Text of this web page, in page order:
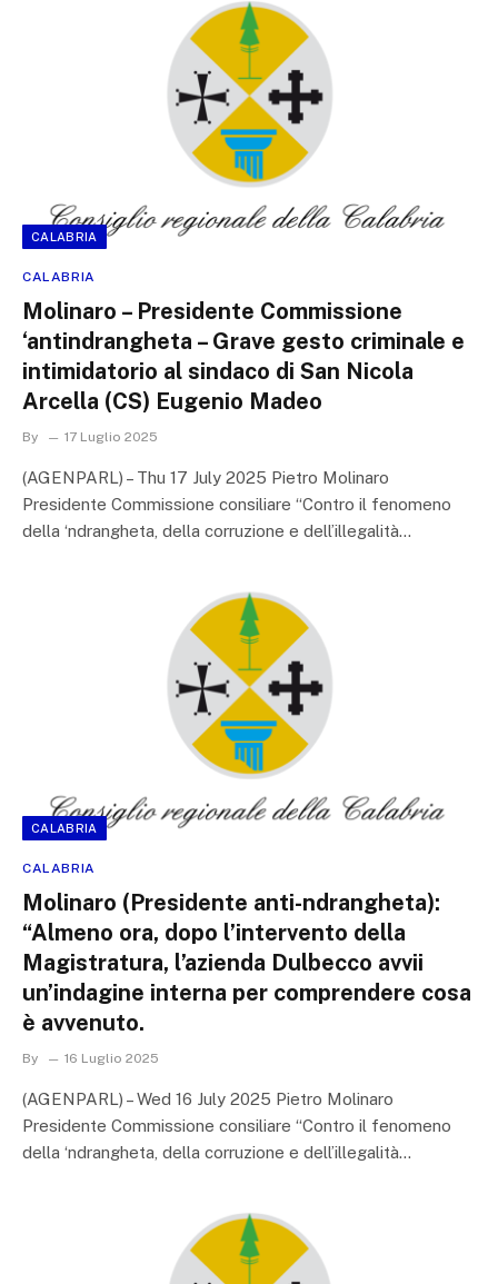
CALABRIA
CALABRIA
Molinaro – Presidente Commissione
‘antindrangheta – Grave gesto criminale e
intimidatorio al sindaco di San Nicola
Arcella (CS) Eugenio Madeo
By 17 Luglio 2025
(AGENPARL) – Thu 17 July 2025 Pietro Molinaro
Presidente Commissione consiliare “Contro il fenomeno
della ‘ndrangheta, della corruzione e dell’illegalità…
CALABRIA
CALABRIA
Molinaro (Presidente anti-ndrangheta):
“Almeno ora, dopo l’intervento della
Magistratura, l’azienda Dulbecco avvii
un’indagine interna per comprendere cosa
è avvenuto.
By 16 Luglio 2025
(AGENPARL) – Wed 16 July 2025 Pietro Molinaro
Presidente Commissione consiliare “Contro il fenomeno
della ‘ndrangheta, della corruzione e dell’illegalità…